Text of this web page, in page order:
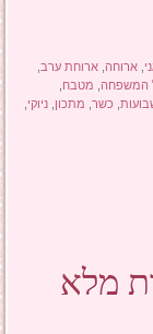
,ארוחה ,ארוחת ערב
המשפחה מטבח
כשר מתכון ,ניוקי
מלא